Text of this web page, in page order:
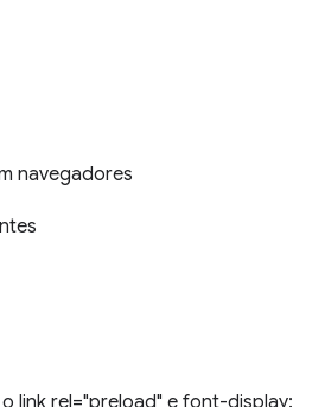
navegadores
link rel="preload" e font-display: